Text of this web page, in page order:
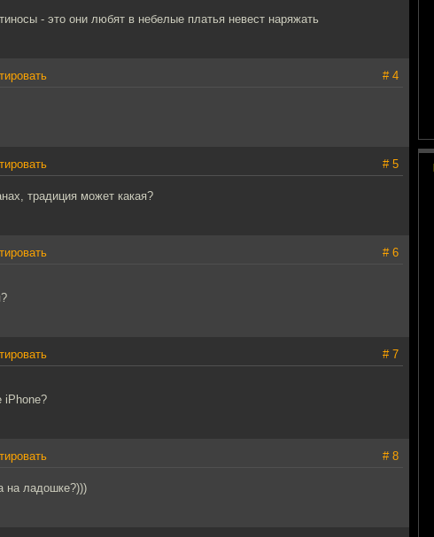
- это они любят в небелые платья невест наряжать
# 4
# 5
традиция может какая?
# 6
# 7
iPhone?
# 8
на ладошке?)))